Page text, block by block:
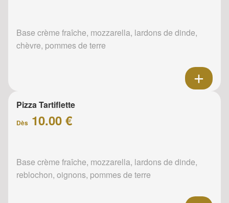
Base crème fraîche, mozzarella, lardons de dinde,
chèvre, pommes de terre
Pizza Tartiflette
Dès 10.00 €
Base crème fraîche, mozzarella, lardons de dinde,
reblochon, oignons, pommes de terre